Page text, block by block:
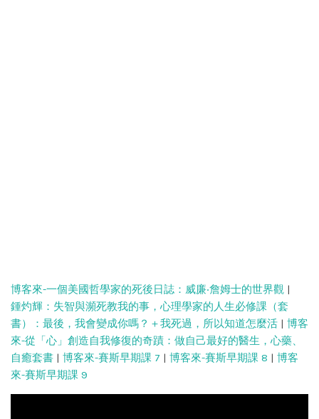
博客來-一個美國哲學家的死後日誌：威廉‧詹姆士的世界觀 |
鍾灼輝：失智與瀕死教我的事，心理學家的人生必修課（套
書）：最後，我會變成你嗎？＋我死過，所以知道怎麼活 | 博客
來-從「心」創造自我修復的奇蹟：做自己最好的醫生，心藥、
自癒套書 | 博客來-賽斯早期課 7 | 博客來-賽斯早期課 8 | 博客
來-賽斯早期課 9